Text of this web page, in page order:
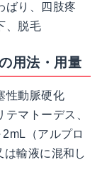
ばり、四肢疼
、脱毛
用法・用量
性動脈硬化
マトーデス、
（アルプロ
輸液に混和し